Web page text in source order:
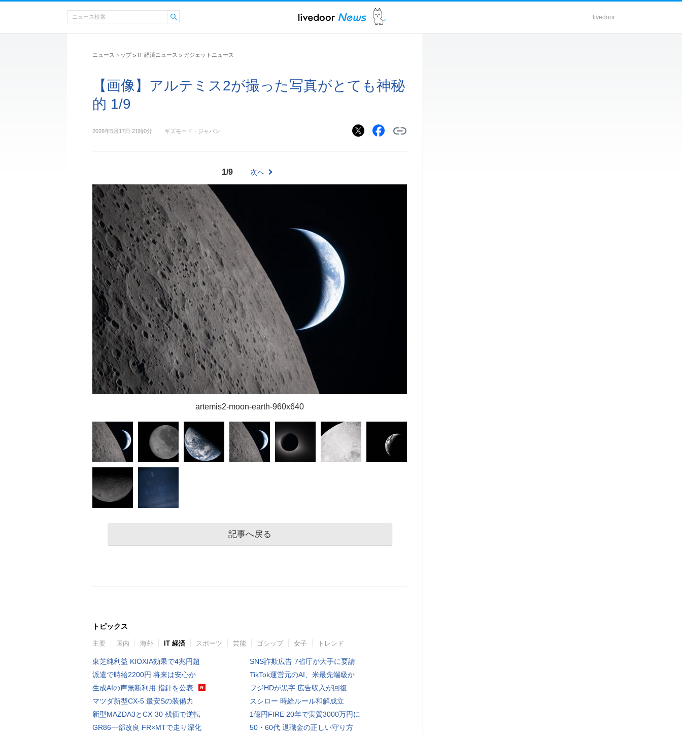
livedoor
ニューストップ > IT 経済ニュース > ガジェットニュース
【画像】アルテミス2が撮った写真がとても神秘
的 1/9
2026年5月17日 21時0分 ギズモード・ジャパン
1/9 次へ
artemis2-moon-earth-960x640
記事へ戻る
トピックス
主要 国内 海外 IT 経済 スポーツ 芸能 ゴシップ 女子 トレンド
東芝純利益 KIOXIA効果で4兆円超
派遣で時給2200円 将来は安心か
生成AIの声無断利用 指針を公表
マツダ新型CX-5 最安Sの装備力
新型MAZDA3とCX-30 残価で逆転
GR86一部改良 FR×MTで走り深化
SNS詐欺広告 7省庁が大手に要請
TikTok運営元のAI、米最先端級か
フジHDが黒字 広告収入が回復
スシロー 時給ルール和解成立
1億円FIRE 20年で実質3000万円に
50・60代 退職金の正しい守り方